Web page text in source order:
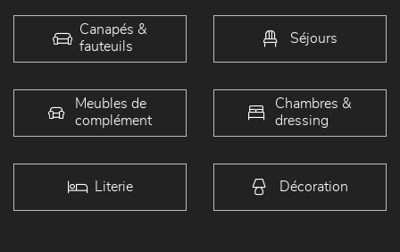
Canapés &
fauteuils
Séjours
Meubles de
complément
Chambres &
dressing
Literie Décoration